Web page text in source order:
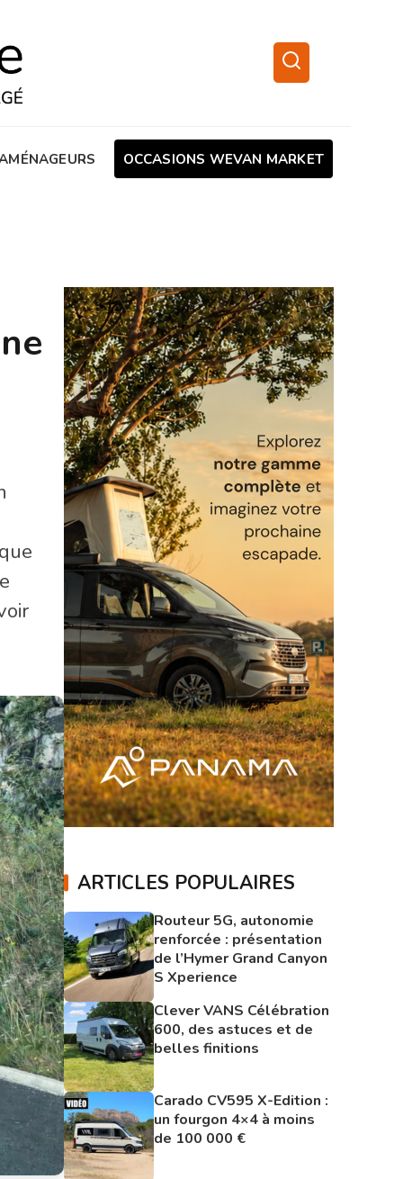
OCCASIONS WEVAN MARKET
ARTICLES POPULAIRES
Routeur 5G, autonomie
renforcée : présentation
de l’Hymer Grand Canyon
S Xperience
Clever VANS Célébration
600, des astuces et de
belles finitions
Carado CV595 X-Edition :
un fourgon 4×4 à moins
de 100 000 €